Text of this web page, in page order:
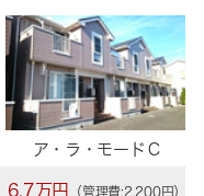
ア・ラ・モードＣ
6.7万円 （管理費:2,200円）